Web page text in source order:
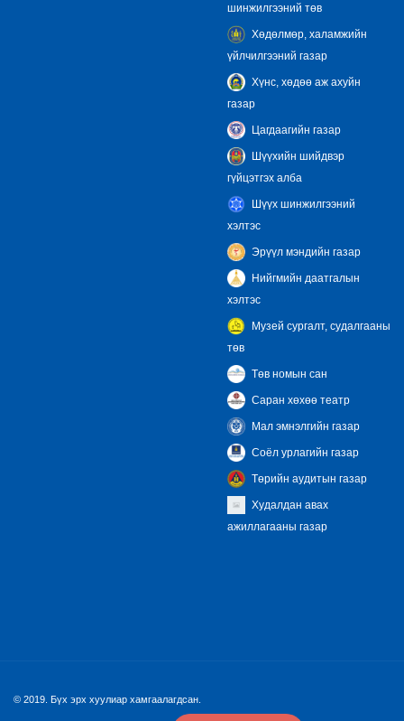
шинжилгээний төв
Хөдөлмөр, халамжийн
үйлчилгээний газар
Хүнс, хөдөө аж ахуйн
газар
Цагдаагийн газар
Шүүхийн шийдвэр
гүйцэтгэх алба
Шүүх шинжилгээний
хэлтэс
Эрүүл мэндийн газар
Нийгмийн даатгалын
хэлтэс
Музей сургалт, судалгааны
төв
Төв номын сан
Саран хөхөө театр
Мал эмнэлгийн газар
Соёл урлагийн газар
Төрийн аудитын газар
Худалдан авах
ажиллагааны газар
© 2019. Бүх эрх хуулиар хамгаалагдсан.